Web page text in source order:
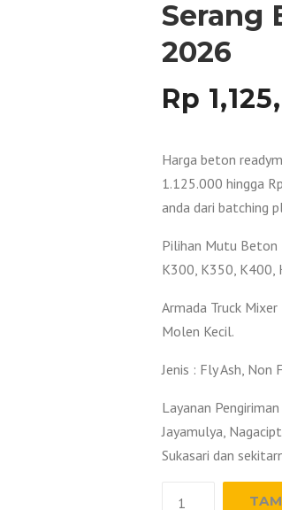
Serang
2026
Rp
Harga beton
1.125.000 hingga
anda dari batching
Pilihan Mutu Beton
K300, K350, K400,
Armada Truck
Molen Kecil.
Jenis : Fly Ash, Non
Layanan
Jayamulya,
Sukasari dan